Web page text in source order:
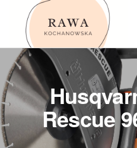
Przejdź
Rescue